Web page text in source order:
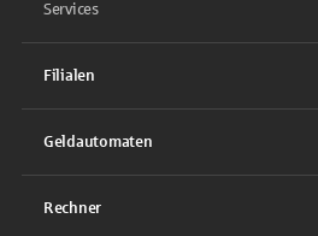
Services
Filialen
Geldautomaten
Rechner